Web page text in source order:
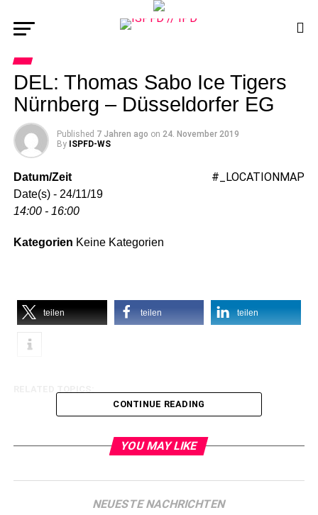
DEL: Thomas Sabo Ice Tigers
Nürnberg – Düsseldorfer EG
Published 7 Jahren ago on 24. November 2019
By ISPFD-WS
#_LOCATIONMAP
Datum/Zeit
Date(s) - 24/11/19
14:00 - 16:00
Kategorien Keine Kategorien
teilen teilen teilen
CONTINUE READING
YOU MAY LIKE
NEUESTE NACHRICHTEN